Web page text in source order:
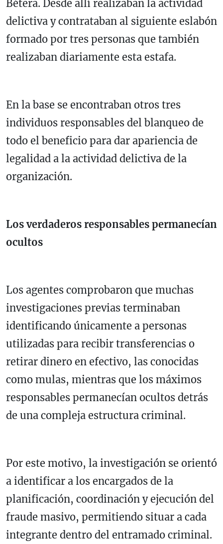
Bétera. Desde allí realizaban la actividad
delictiva y contrataban al siguiente eslabón
formado por tres personas que también
realizaban diariamente esta estafa.
En la base se encontraban otros tres
individuos responsables del blanqueo de
todo el beneficio para dar apariencia de
legalidad a la actividad delictiva de la
organización.
Los verdaderos responsables permanecían
ocultos
Los agentes comprobaron que muchas
investigaciones previas terminaban
identificando únicamente a personas
utilizadas para recibir transferencias o
retirar dinero en efectivo, las conocidas
como mulas, mientras que los máximos
responsables permanecían ocultos detrás
de una compleja estructura criminal.
Por este motivo, la investigación se orientó
a identificar a los encargados de la
planificación, coordinación y ejecución del
fraude masivo, permitiendo situar a cada
integrante dentro del entramado criminal.